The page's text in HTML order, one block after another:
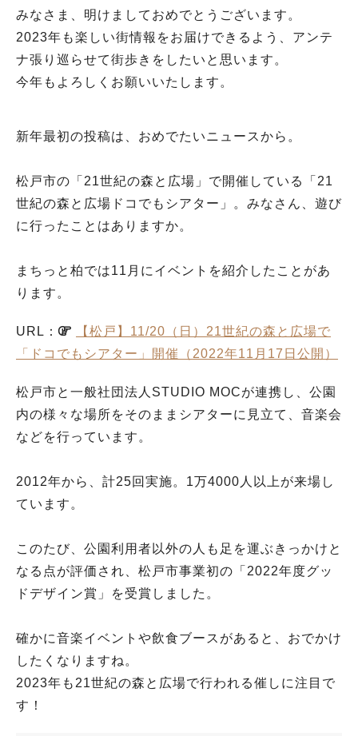
みなさま、明けましておめでとうございます。
2023年も楽しい街情報をお届けできるよう、アンテ
ナ張り巡らせて街歩きをしたいと思います。
今年もよろしくお願いいたします。
新年最初の投稿は、おめでたいニュースから。
松戸市の「21世紀の森と広場」で開催している「21
世紀の森と広場ドコでもシアター」。みなさん、遊び
に行ったことはありますか。
まちっと柏では11月にイベントを紹介したことがあ
ります。
URL：
【松戸】11/20（日）21世紀の森と広場で
「ドコでもシアター」開催（2022年11月17日公開）
松戸市と一般社団法人STUDIO MOCが連携し、公園
内の様々な場所をそのままシアターに見立て、音楽会
などを行っています。
2012年から、計25回実施。1万4000人以上が来場し
ています。
このたび、公園利用者以外の人も足を運ぶきっかけと
なる点が評価され、松戸市事業初の「2022年度グッ
ドデザイン賞」を受賞しました。
確かに音楽イベントや飲食ブースがあると、おでかけ
したくなりますね。
2023年も21世紀の森と広場で行われる催しに注目で
す！